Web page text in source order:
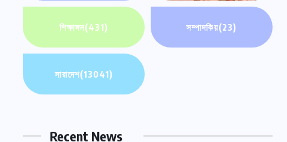
শিক্ষাঙ্গন(431) সম্পাদকিয়(23)
সারাদেশ(13041)
Recent News